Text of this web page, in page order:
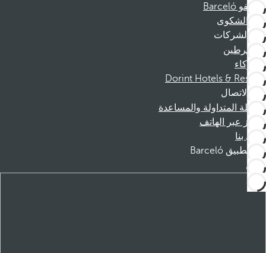
موظفو Barceló
قناة الشكوى
الشركات
المنخرطين
الشركاء
Dorint Hotels & Resorts
الاتصال
الأسئلة المتداولة والمساعدة
الحجز عبر الهاتف
اتصل بنا
تطبيق Barceló
تنزيل